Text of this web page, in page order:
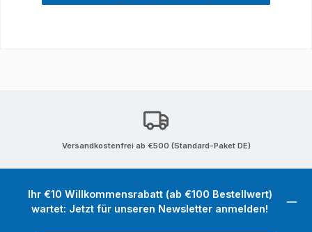
Versandkostenfrei ab €500 (Standard-Paket DE)
Ihr €10 Willkommensrabatt (ab €100 Bestellwert)
wartet: Jetzt für unseren Newsletter anmelden!